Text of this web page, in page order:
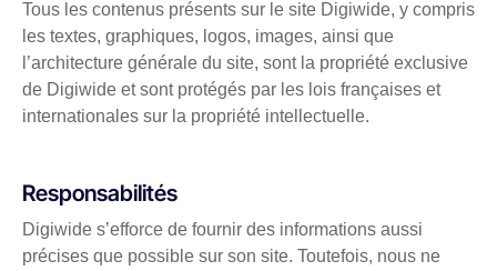
Tous les contenus présents sur le site Digiwide, y compris
les textes, graphiques, logos, images, ainsi que
l’architecture générale du site, sont la propriété exclusive
de Digiwide et sont protégés par les lois françaises et
internationales sur la propriété intellectuelle.
Responsabilités
Digiwide s’efforce de fournir des informations aussi
précises que possible sur son site. Toutefois, nous ne